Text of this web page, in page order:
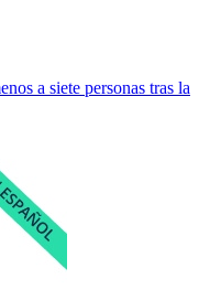
a siete personas tras la